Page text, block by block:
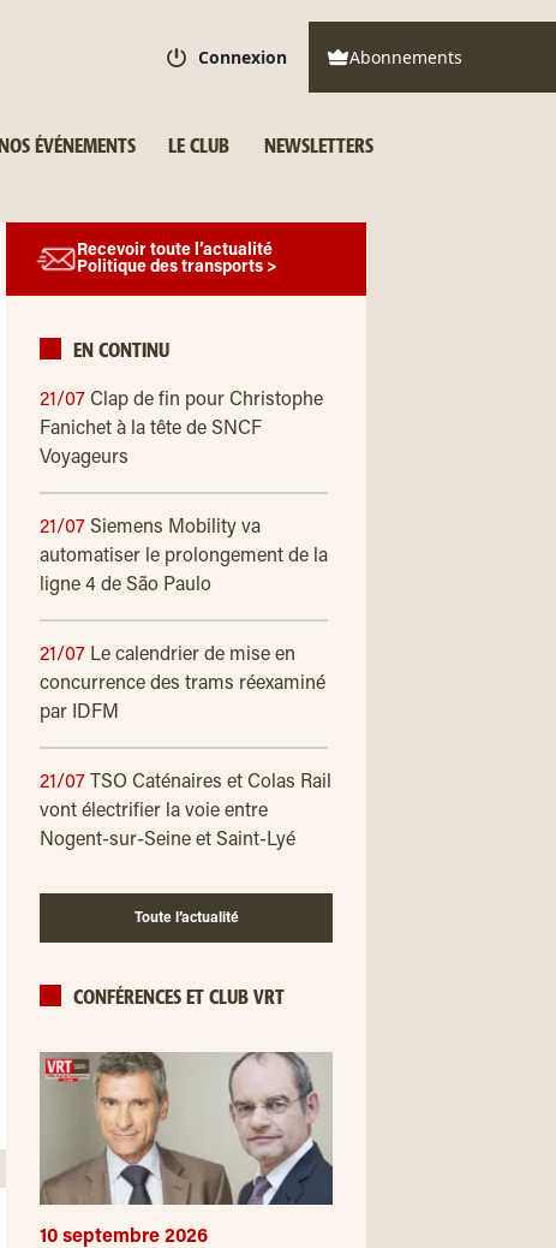
Connexion Abonnements
NOS ÉVÉNEMENTS LE CLUB NEWSLETTERS
Recevoir toute l’actualité
Politique des transports >
EN CONTINU
21/07 Clap de fin pour Christophe
Fanichet à la tête de SNCF
Voyageurs
21/07 Siemens Mobility va
automatiser le prolongement de la
ligne 4 de São Paulo
21/07 Le calendrier de mise en
concurrence des trams réexaminé
par IDFM
21/07
TSO Caténaires et Colas Rail
vont électrifier la voie entre
Nogent-sur-Seine et Saint-Lyé
Toute l’actualité
CONFÉRENCES ET CLUB VRT
10 septembre 2026